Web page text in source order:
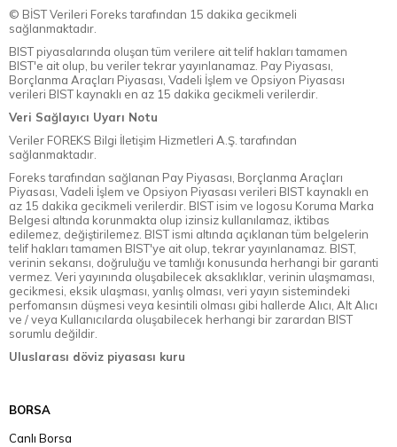
© BİST Verileri Foreks tarafından 15 dakika gecikmeli
sağlanmaktadır.
BIST piyasalarında oluşan tüm verilere ait telif hakları tamamen
BIST'e ait olup, bu veriler tekrar yayınlanamaz. Pay Piyasası,
Borçlanma Araçları Piyasası, Vadeli İşlem ve Opsiyon Piyasası
verileri BIST kaynaklı en az 15 dakika gecikmeli verilerdir.
Veri Sağlayıcı Uyarı Notu
Veriler FOREKS Bilgi İletişim Hizmetleri A.Ş. tarafından
sağlanmaktadır.
Foreks tarafından sağlanan Pay Piyasası, Borçlanma Araçları
Piyasası, Vadeli İşlem ve Opsiyon Piyasası verileri BIST kaynaklı en
az 15 dakika gecikmeli verilerdir. BIST isim ve logosu Koruma Marka
Belgesi altında korunmakta olup izinsiz kullanılamaz, iktibas
edilemez, değiştirilemez. BIST ismi altında açıklanan tüm belgelerin
telif hakları tamamen BIST'ye ait olup, tekrar yayınlanamaz. BIST,
verinin sekansı, doğruluğu ve tamlığı konusunda herhangi bir garanti
vermez. Veri yayınında oluşabilecek aksaklıklar, verinin ulaşmaması,
gecikmesi, eksik ulaşması, yanlış olması, veri yayın sistemindeki
perfomansın düşmesi veya kesintili olması gibi hallerde Alıcı, Alt Alıcı
ve / veya Kullanıcılarda oluşabilecek herhangi bir zarardan BIST
sorumlu değildir.
Uluslarası döviz piyasası kuru
BORSA
Canlı Borsa